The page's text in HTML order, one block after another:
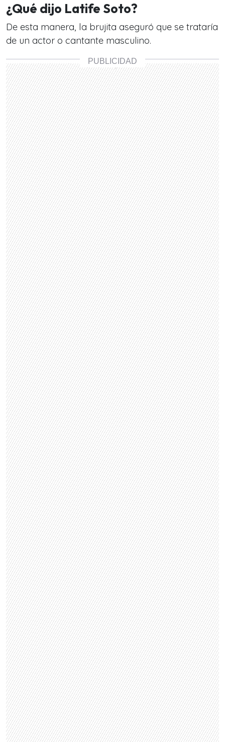
¿Qué dijo Latife Soto?
De esta manera, la brujita aseguró que se trataría
de un actor o cantante masculino.